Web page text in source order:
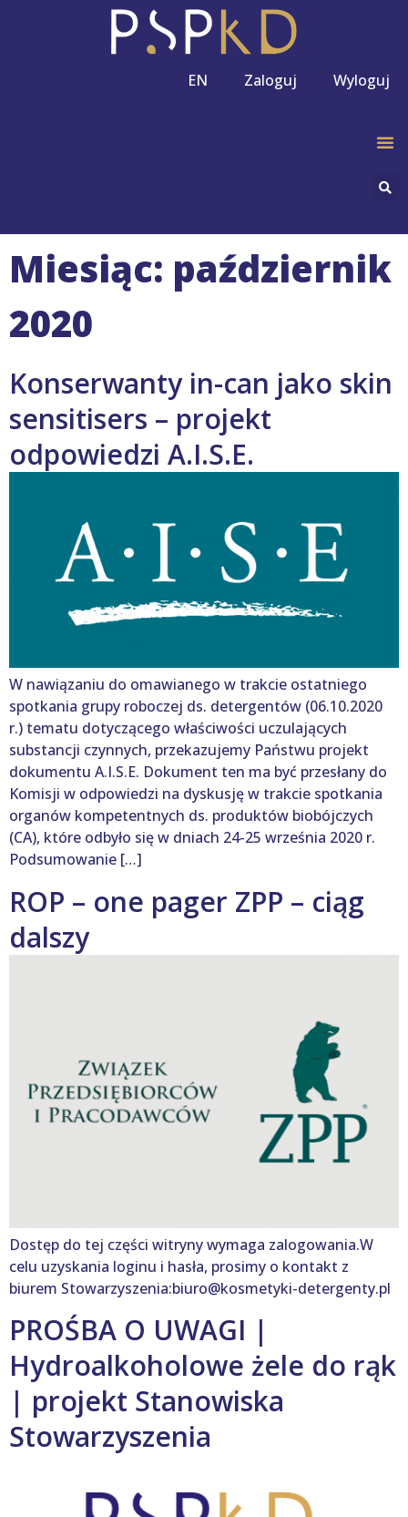
EN Zaloguj Wyloguj
Miesiąc: październik
2020
Konserwanty in-can jako skin
sensitisers – projekt
odpowiedzi A.I.S.E.
W nawiązaniu do omawianego w trakcie ostatniego
spotkania grupy roboczej ds. detergentów (06.10.2020
r.) tematu dotyczącego właściwości uczulających
substancji czynnych, przekazujemy Państwu projekt
dokumentu A.I.S.E. Dokument ten ma być przesłany do
Komisji w odpowiedzi na dyskusję w trakcie spotkania
organów kompetentnych ds. produktów biobójczych
(CA), które odbyło się w dniach 24-25 września 2020 r.
Podsumowanie […]
ROP – one pager ZPP – ciąg
dalszy
Dostęp do tej części witryny wymaga zalogowania.W
celu uzyskania loginu i hasła, prosimy o kontakt z
biurem Stowarzyszenia:biuro@kosmetyki-detergenty.pl
PROŚBA O UWAGI |
Hydroalkoholowe żele do rąk
| projekt Stanowiska
Stowarzyszenia